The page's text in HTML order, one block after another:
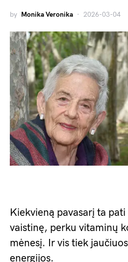
by Monika Veronika 2026-03-04
Kiekvieną pavasarį ta
vaistinę, perku vitaminų
mėnesį. Ir vis tiek
energijos.